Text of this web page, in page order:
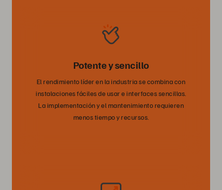
Potente y sencillo
El rendimiento líder en la industria se combina con
instalaciones fáciles de usar e interfaces sencillas.
La implementación y el mantenimiento requieren
menos tiempo y recursos.